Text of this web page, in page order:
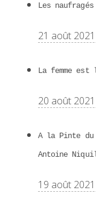
Les naufragés
21 août 2021
La femme est
20 août 2021
A la Pinte du
Antoine
19 août 2021